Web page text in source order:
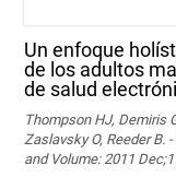
Un enfoque
de los adultos
de salud
Thompson HJ, Demiris
Zaslavsky O, Reeder B.
and Volume: 2011